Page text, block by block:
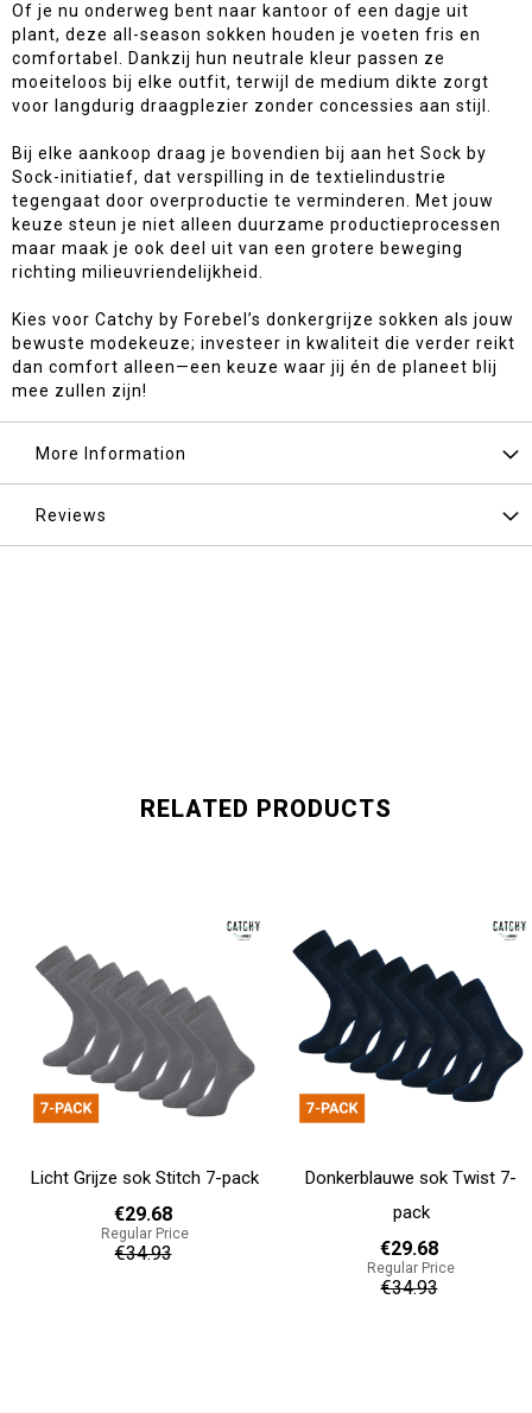
Of je nu onderweg bent naar kantoor of een dagje uit
plant, deze all-season sokken houden je voeten fris en
comfortabel. Dankzij hun neutrale kleur passen ze
moeiteloos bij elke outfit, terwijl de medium dikte zorgt
voor langdurig draagplezier zonder concessies aan stijl.
Bij elke aankoop draag je bovendien bij aan het Sock by
Sock-initiatief, dat verspilling in de textielindustrie
tegengaat door overproductie te verminderen. Met jouw
keuze steun je niet alleen duurzame productieprocessen
maar maak je ook deel uit van een grotere beweging
richting milieuvriendelijkheid.
Kies voor Catchy by Forebel’s donkergrijze sokken als jouw
bewuste modekeuze; investeer in kwaliteit die verder reikt
dan comfort alleen—een keuze waar jij én de planeet blij
mee zullen zijn!
More Information
Reviews
RELATED PRODUCTS
Licht Grijze sok Stitch 7-pack
€29.68
Regular Price
€34.93
Donkerblauwe sok Twist 7-
pack
€29.68
Regular Price
€34.93